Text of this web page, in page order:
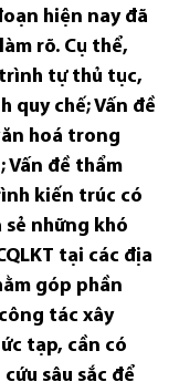
hiện nay đã
rõ. Cụ thể,
tự thủ tục,
quy chế; Vấn đề
hoá trong
Vấn đề thẩm
kiến trúc có
những khó
tại các địa
góp phần
tác xây
tạp, cần có
sâu sắc để